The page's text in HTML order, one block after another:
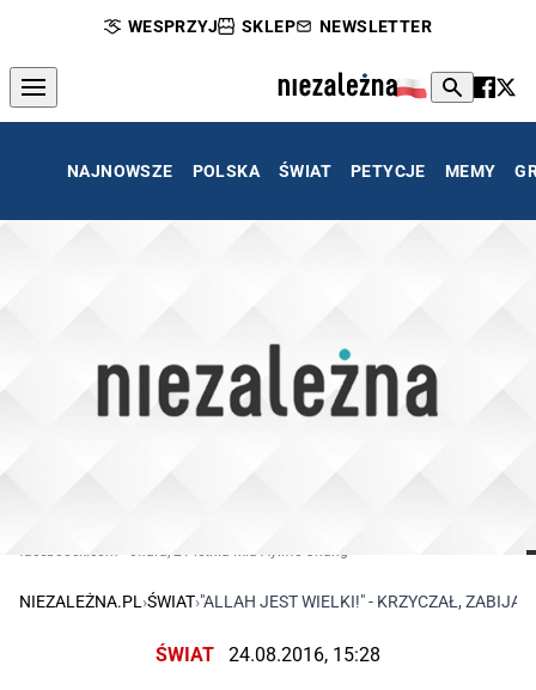
WESPRZYJ SKLEP NEWSLETTER
NAJNOWSZE POLSKA ŚWIAT PETYCJE MEMY
NIEZALEŻNA.PL ›ŚWIAT›"ALLAH JEST WIELKI!" - KRZYCZAŁ,
ŚWIAT 24.08.2016, 15:28